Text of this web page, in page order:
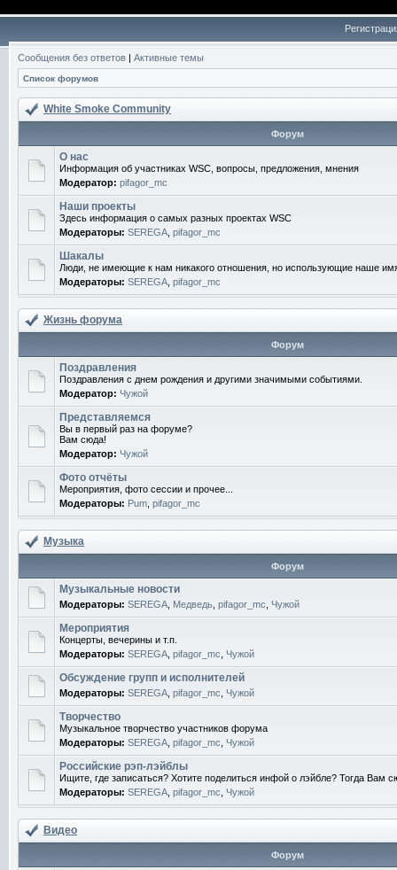
Сообщения без ответов | Активные темы
Список форумов
White Smoke Community
Форум
О нас
Информация об участниках WSC, вопросы, предложения, мнения
Модератор: pifagor_mc
Наши проекты
Здесь информация о самых разных проектах WSC
Модераторы: SEREGA pifagor_mc
Шакалы
Люди, не имеющие к нам никакого отношения, но использующие наше
Модераторы: SEREGA pifagor_mc
Жизнь форума
Форум
Поздравления
Поздравления с днем рождения и другими значимыми событиями.
Модератор: Чужой
Представляемся
Вы в первый раз на форуме?
Вам сюда!
Модератор: Чужой
Фото отчёты
Мероприятия, фото сессии и прочее...
Модераторы: Pum pifagor_mc
Музыка
Форум
Музыкальные новости
Модераторы: SEREGA Медведь pifagor_mc Чужой
Мероприятия
Концерты, вечерины и т.п.
Модераторы: SEREGA pifagor_mc Чужой
Обсуждение групп и исполнителей
Модераторы: SEREGA pifagor_mc Чужой
Творчество
Музыкальное творчество участников форума
Модераторы: SEREGA pifagor_mc Чужой
Российские рэп-лэйблы
Ищите, где записаться? Хотите поделиться инфой о лэйбле? Тогда Вам
Модераторы: SEREGA pifagor_mc Чужой
Видео
Форум